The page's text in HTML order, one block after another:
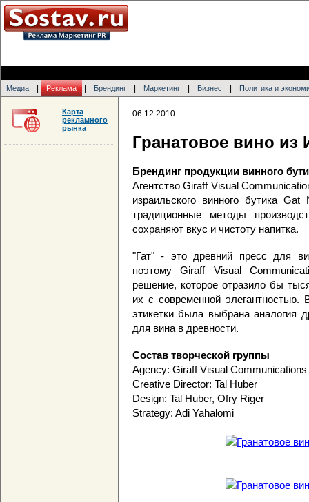
Медиа Реклама Брендинг Маркетинг Бизнес Политика и
06.12.2010
Гранатовое вино из
Брендинг продукции винного
Агентство Giraff Visual
израильского винного бутика
традиционные методы
сохраняют вкус и чистоту напитка.
"Гат" - это древний пресс для
поэтому Giraff Visual
решение, которое отразило бы
их с современной элегантностью.
этикетки была выбрана аналогия
для вина в древности.
Состав творческой группы
Agency: Giraff Visual Communications
Creative Director: Tal Huber
Design: Tal Huber, Ofry Riger
Strategy: Adi Yahalomi
Карта
рекламного
рынка